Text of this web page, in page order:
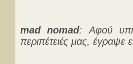
mad nomad: Αφού
περιπέτειές μας,